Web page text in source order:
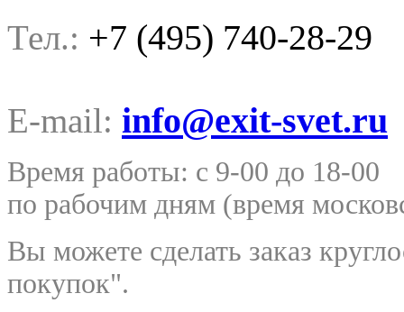
Тел.: +7 (495) 740-28-29
E-mail: info@exit-svet.ru
Время работы: с 9-00 до 18-00
по рабочим дням (время
Вы можете сделать заказ
покупок".